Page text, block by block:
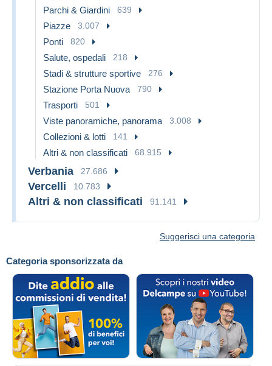
Categoria sponsorizzata da
Parchi & Giardini 639
Piazze 3.007
Ponti 820
Salute, ospedali 218
Stadi & strutture sportive 276
Stazione Porta Nuova 790
Trasporti 501
Viste panoramiche, panorama 3.008
Collezioni & lotti 141
Altri & non classificati 68.915
Verbania 27.686
Vercelli 10.783
Altri & non classificati 91.141
Suggerisci una categoria